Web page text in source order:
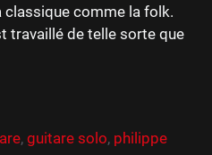
classique comme la folk.
travaillé de telle sorte que
,guitare solo, philippe